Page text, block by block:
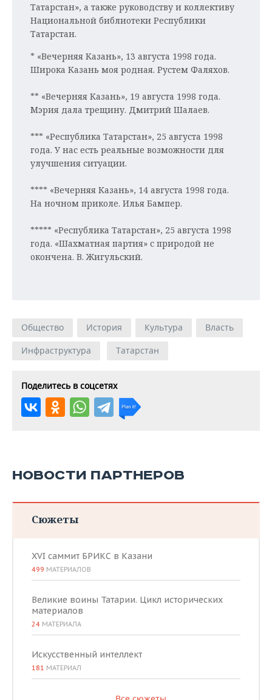
Татарстан», а также руководству и коллективу
Национальной библиотеки Республики
Татарстан.
* «Вечерняя Казань», 13 августа 1998 года.
Широка Казань моя родная. Рустем Фаляхов.
** «Вечерняя Казань», 19 августа 1998 года.
Мэрия дала трещину. Дмитрий Шалаев.
*** «Республика Татарстан», 25 августа 1998
года. У нас есть реальные возможности для
улучшения ситуации.
**** «Вечерняя Казань», 14 августа 1998 года.
На ночном приколе. Илья Бампер.
***** «Республика Татарстан», 25 августа 1998
года. «Шахматная партия» с природой не
окончена. В. Жигульский.
Общество История Культура
Власть
Инфраструктура
Татарстан
Поделитесь в соцсетях
НОВОСТИ ПАРТНЕРОВ
Сюжеты
XVI саммит БРИКС в Казани
499 МАТЕРИАЛОВ
Великие воины Татарии. Цикл исторических
материалов
24 МАТЕРИАЛА
Искусственный интеллект
181 МАТЕРИАЛ